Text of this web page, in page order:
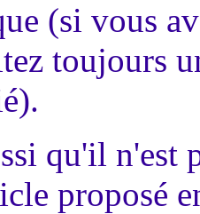
(si vous
toujours
qu'il n'est
proposé